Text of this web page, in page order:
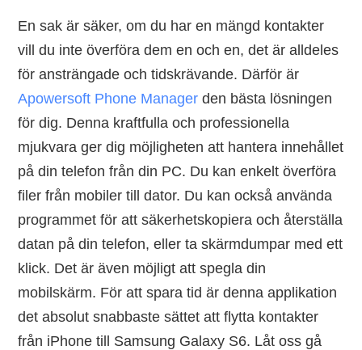
En sak är säker, om du har en mängd kontakter
vill du inte överföra dem en och en, det är alldeles
för ansträngade och tidskrävande. Därför är
Apowersoft Phone Manager den bästa lösningen
för dig. Denna kraftfulla och professionella
mjukvara ger dig möjligheten att hantera innehållet
på din telefon från din PC. Du kan enkelt överföra
filer från mobiler till dator. Du kan också använda
programmet för att säkerhetskopiera och återställa
datan på din telefon, eller ta skärmdumpar med ett
klick. Det är även möjligt att spegla din
mobilskärm. För att spara tid är denna applikation
det absolut snabbaste sättet att flytta kontakter
från iPhone till Samsung Galaxy S6. Låt oss gå